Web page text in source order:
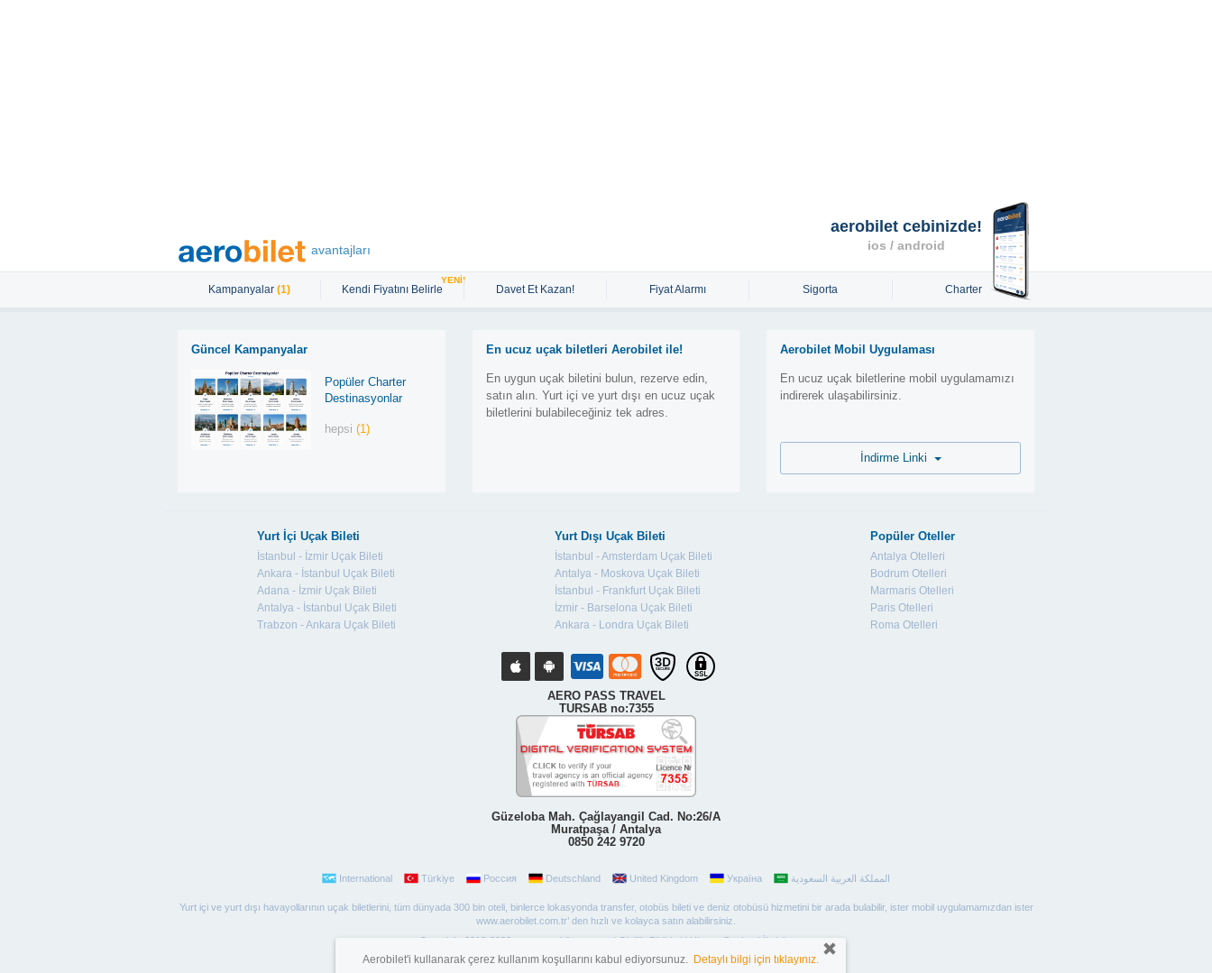
Aerobilet'i kullanarak çerez kullanım koşullarını kabul ediyorsunuz. Detaylı bilgi için tıklayınız.
avantajları
Kampanyalar (1) Kendi Fiyatını Belirle
YENİ!
Davet Et Kazan! Fiyat Alarmı Sigorta Charter
Güncel Kampanyalar
Popüler Charter
Destinasyonlar
hepsi(1)
En ucuz uçak biletleri Aerobilet ile!
En uygun uçak biletini bulun, rezerve edin,
satın alın. Yurt içi ve yurt dışı en ucuz uçak
biletlerini bulabileceğiniz tek adres.
aerobilet cebinizde!
ios / android
Aerobilet Mobil Uygulaması
En ucuz uçak biletlerine mobil uygulamamızı
indirerek ulaşabilirsiniz.
Yurt İçi Uçak Bileti
İstanbul - İzmir Uçak Bileti
Ankara - İstanbul Uçak Bileti
Adana - İzmir Uçak Bileti
Antalya - İstanbul Uçak Bileti
Trabzon - Ankara Uçak Bileti
Yurt Dışı Uçak Bileti
İstanbul - Amsterdam Uçak Bileti
Antalya - Moskova Uçak Bileti
İstanbul - Frankfurt Uçak Bileti
İzmir - Barselona Uçak Bileti
Ankara - Londra Uçak Bileti
Popüler Oteller
Antalya Otelleri
Bodrum Otelleri
Marmaris Otelleri
Paris Otelleri
Roma Otelleri
AERO PASS TRAVEL
TURSAB no:7355
Güzeloba Mah. Çağlayangil Cad. No:26/A
Muratpaşa / Antalya
0850 242 9720
International Türkiye Россия Deutschland United Kingdom Україна
Yurt içi ve yurt dışı havayollarının uçak biletlerini, tüm dünyada 300 bin oteli, binlerce lokasyonda transfer, otobüs bileti ve deniz otobüsü hizmetini bir arada bulabilir, ister mobil uygulamamızdan ister
www.aerobilet.com.tr’ den hızlı ve kolayca satın alabilirsiniz.
Copyright 2012-2026 www.aerobilet.com.tr | Gizlilik Bildirimi | Hizmet Şartları | İletişim